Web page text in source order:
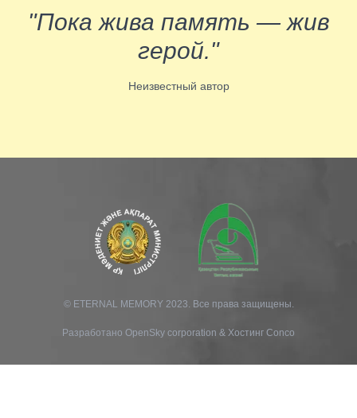
"Пока жива память — жив
герой."
Неизвестный автор
© ETERNAL MEMORY 2023. Все права защищены.
Разработано OpenSky corporation & Хостинг Conco